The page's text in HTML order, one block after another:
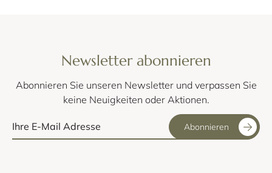
Newsletter abonnieren
Abonnieren Sie unseren Newsletter und verpassen Sie
keine Neuigkeiten oder Aktionen.
Abonnieren